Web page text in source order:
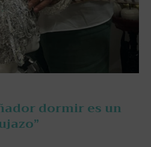
dormir es un